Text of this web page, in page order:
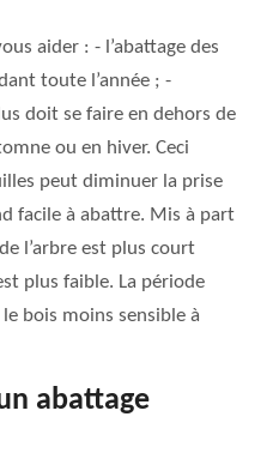
aider : - l’abattage des
toute l’année ; -
doit se faire en dehors de
ou en hiver. Ceci
peut diminuer la prise
facile à abattre. Mis à part
l’arbre est plus court
plus faible. La période
bois moins sensible à
abattage